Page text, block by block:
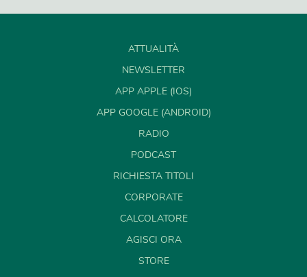
ATTUALITÀ
NEWSLETTER
APP APPLE (IOS)
APP GOOGLE (ANDROID)
RADIO
PODCAST
RICHIESTA TITOLI
CORPORATE
CALCOLATORE
AGISCI ORA
STORE